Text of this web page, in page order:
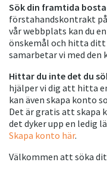
Sök din framtida
förstahandskontrakt
vår webbplats kan du
önskemål och hitta ditt
samarbetar vi med
Hittar du inte det du
hjälper vi dig att hitta
kan även skapa konto
Det är gratis att skapa
det dyker upp en ledig
Skapa konto här.
Välkommen att söka